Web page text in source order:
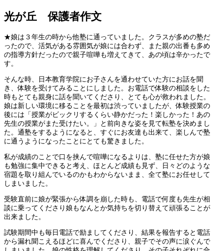
光が丘 保護者作文
★娘は３年生の時から他塾に通っていました。クラスが多めの塾だ
ったので、活気がある雰囲気が娘には合わず、また親の出番も多め
の指導方針だったので親子喧嘩も増えてきて、あの頃は辛かったで
す。
そんな時、日本教育学院にお子さんを通わせていた方にお話を聞
き、体験を受けてみることにしました。お電話で体験の相談をした
時もとても親身に話を聞いてくださり、とても心が救われました。
娘は新しい環境に移ることを最初は渋っていましたが、体験授業の
後には「授業がビックリするくらい静かだった！楽しかった！あの
先生の授業がまた受けたい。」と前向きな姿を見て転塾を決めまし
た。通塾をするようになると、すぐにお友達も出来て、楽しんで塾
に通うようになったことにとても驚きました。
私が成績のことで口を挟んで喧嘩になるよりは、塾に任せた方が娘
も勉強に集中できると考え、ほとんど成績も見ず、日々どのような
宿題を取り組んでいるのかもわからないまま、全て塾にお任せして
しまいました。
受験直前に娘が緊張から体調を崩した時も、電話で何度も先生が相
談に乗ってくださり娘もなんとか気持ちを切り替えて頑張ることが
出来ました。
試験期間中も毎日電話で励ましてくださり、結果を報告すると電話
から漏れ聞こえるほどに喜んでくださり、親子でその声に涙ぐんで